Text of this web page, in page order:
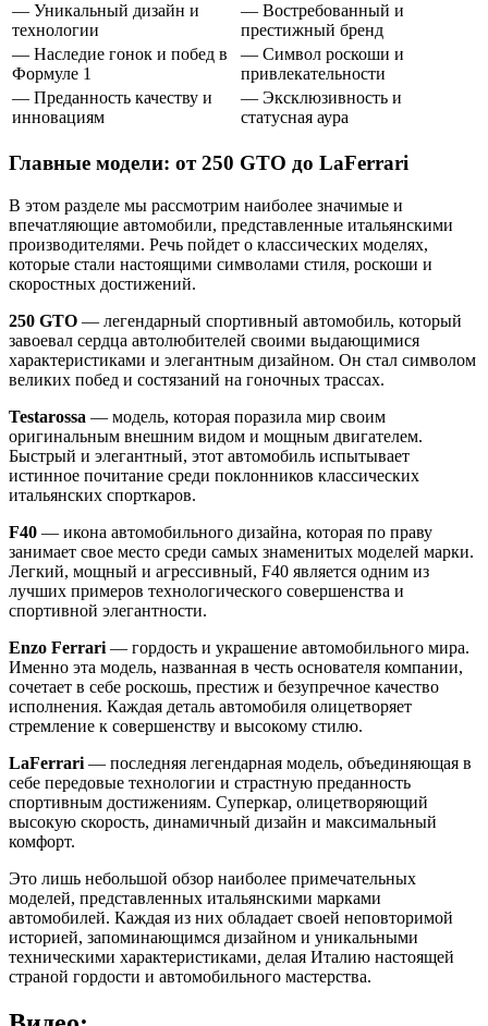
— Уникальный дизайн и
технологии
— Востребованный и
престижный бренд
— Наследие гонок и побед в
Формуле 1
— Символ роскоши и
привлекательности
— Преданность качеству и
инновациям
— Эксклюзивность и
статусная аура
Главные модели: от 250 GTO до LaFerrari
В этом разделе мы рассмотрим наиболее значимые и
впечатляющие автомобили, представленные итальянскими
производителями. Речь пойдет о классических моделях,
которые стали настоящими символами стиля, роскоши и
скоростных достижений.
250 GTO — легендарный спортивный автомобиль, который
завоевал сердца автолюбителей своими выдающимися
характеристиками и элегантным дизайном. Он стал символом
великих побед и состязаний на гоночных трассах.
Testarossa — модель, которая поразила мир своим
оригинальным внешним видом и мощным двигателем.
Быстрый и элегантный, этот автомобиль испытывает
истинное почитание среди поклонников классических
итальянских спорткаров.
F40 — икона автомобильного дизайна, которая по праву
занимает свое место среди самых знаменитых моделей марки.
Легкий, мощный и агрессивный, F40 является одним из
лучших примеров технологического совершенства и
спортивной элегантности.
Enzo Ferrari — гордость и украшение автомобильного мира.
Именно эта модель, названная в честь основателя компании,
сочетает в себе роскошь, престиж и безупречное качество
исполнения. Каждая деталь автомобиля олицетворяет
стремление к совершенству и высокому стилю.
LaFerrari — последняя легендарная модель, объединяющая в
себе передовые технологии и страстную преданность
спортивным достижениям. Суперкар, олицетворяющий
высокую скорость, динамичный дизайн и максимальный
комфорт.
Это лишь небольшой обзор наиболее примечательных
моделей, представленных итальянскими марками
автомобилей. Каждая из них обладает своей неповторимой
историей, запоминающимся дизайном и уникальными
техническими характеристиками, делая Италию настоящей
страной гордости и автомобильного мастерства.